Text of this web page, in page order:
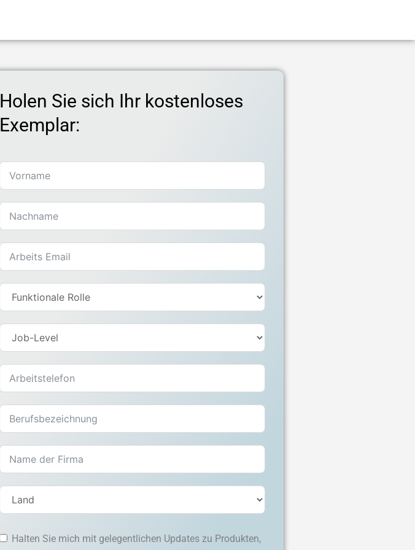
Holen Sie sich Ihr kostenloses
Exemplar:
Halten Sie mich mit gelegentlichen Updates zu Produkten,